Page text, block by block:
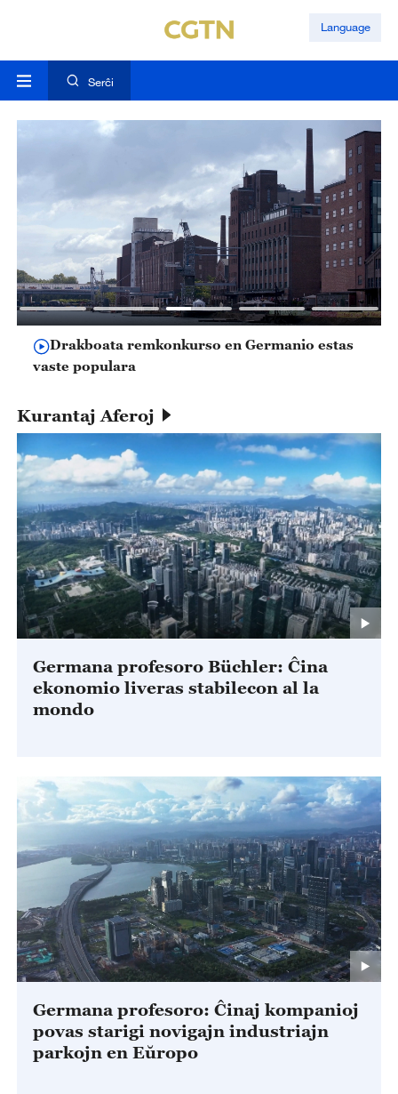
Language
Serĉi
Drakboata remkonkurso en Germanio estas
vaste populara
Kurantaj Aferoj
Germana profesoro Büchler: Ĉina
ekonomio liveras stabilecon al la
mondo
Germana profesoro: Ĉinaj kompanioj
povas starigi novigajn industriajn
parkojn en Eŭropo